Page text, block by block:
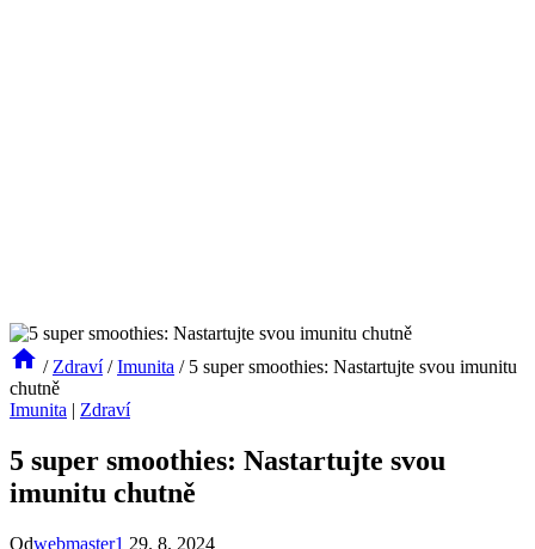
/ Zdraví / Imunita / 5 super smoothies: Nastartujte svou imunitu
chutně
Imunita | Zdraví
5 super smoothies: Nastartujte svou
imunitu chutně
Odwebmaster1 29. 8. 2024